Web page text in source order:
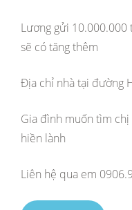
Lương gửi 10.000.000
sẽ có tăng thêm
Địa chỉ nhà tại đường
Gia đình muốn tìm
hiền lành
Liên hệ qua em